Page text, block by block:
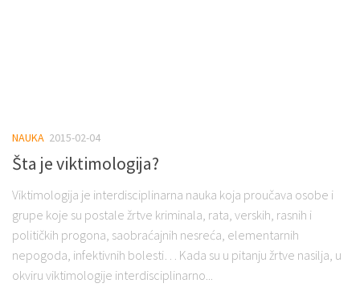
NAUKA 2015-02-04
Šta je viktimologija?
Viktimologija je interdisciplinarna nauka koja proučava osobe i
grupe koje su postale žrtve kriminala, rata, verskih, rasnih i
političkih progona, saobraćajnih nesreća, elementarnih
nepogoda, infektivnih bolesti… Kada su u pitanju žrtve nasilja, u
okviru viktimologije interdisciplinarno...